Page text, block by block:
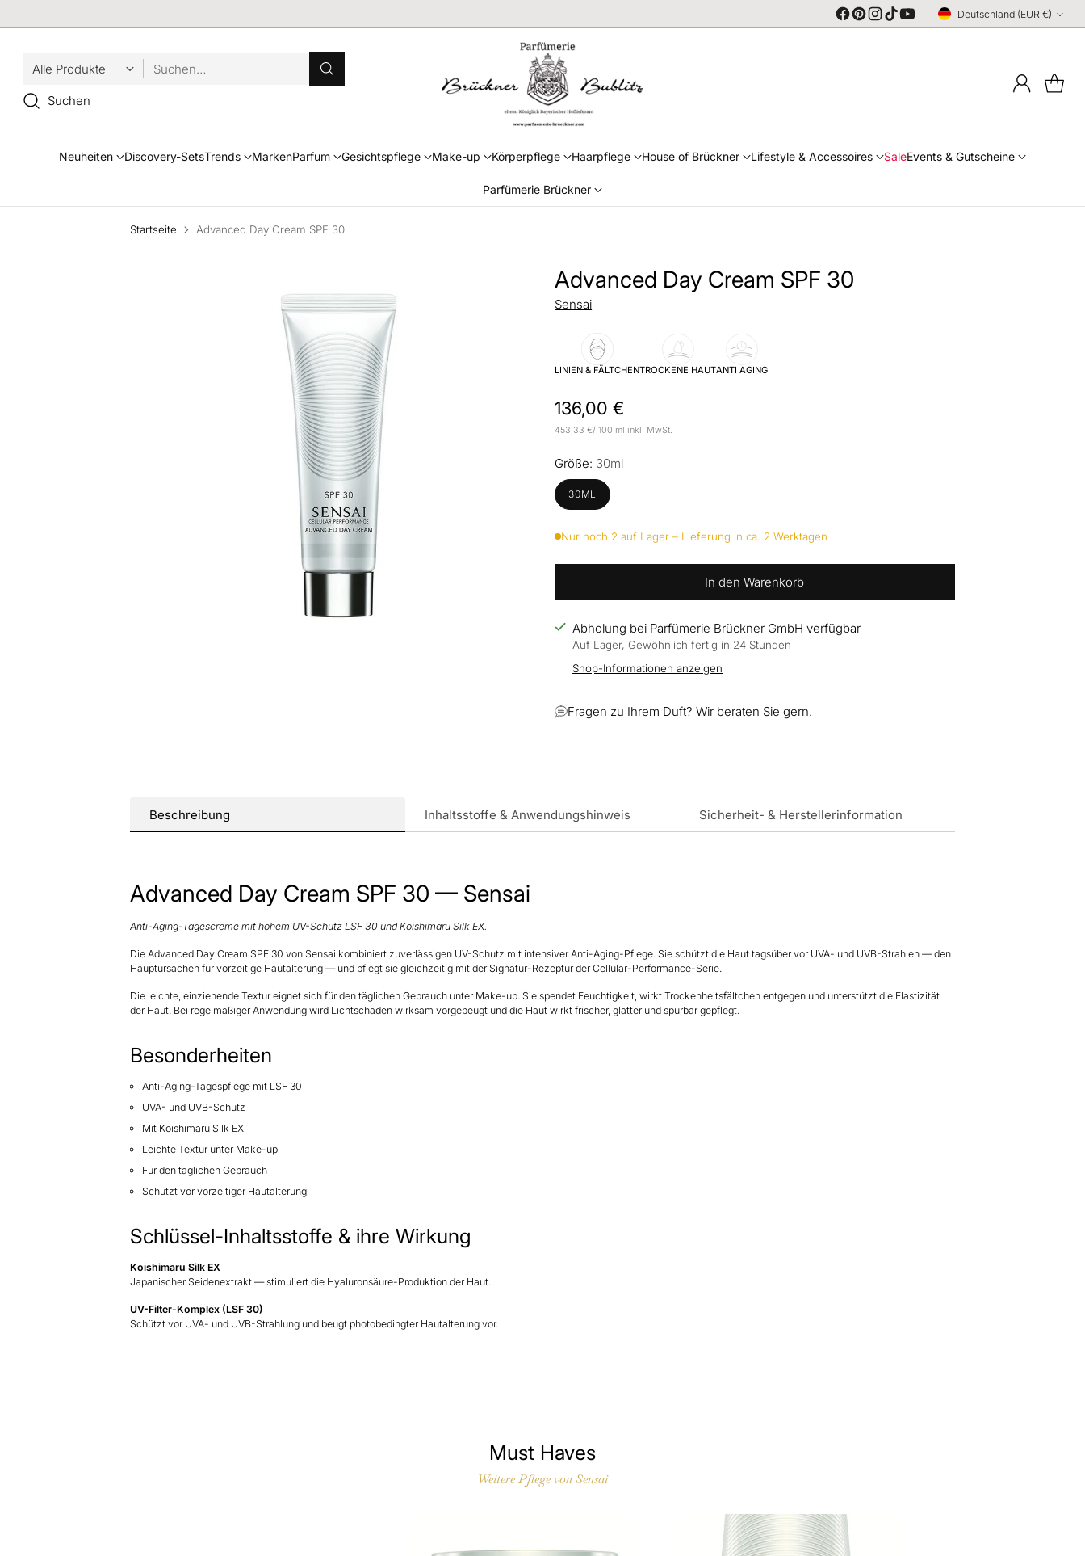
Währung
Deutschland (EUR €)
Suchen…
Suchen
Neuheiten Discovery-SetsTrends MarkenParfum Gesichtspflege Make-up Körperpflege Haarpflege House of Brückner Lifestyle & Accessoires SaleEvents & Gutscheine
Parfümerie Brückner
Startseite Advanced Day Cream SPF 30
Advanced Day Cream SPF 30
Sensai
LINIEN & FÄLTCHENTROCKENE HAUTANTI AGING
Normaler
Preis
136,00 €
Stückpreis
453,33 €/
pro 100 ml inkl. MwSt.
Größe: 30ml
30ML
Nur noch 2 auf Lager – Lieferung in ca. 2 Werktagen
In den Warenkorb
Abholung bei Parfümerie Brückner GmbH verfügbar
Auf Lager, Gewöhnlich fertig in 24 Stunden
Shop-Informationen anzeigen
Fragen zu Ihrem Duft?Wir beraten Sie gern.
Beschreibung Inhaltsstoffe & Anwendungshinweis Sicherheit- & Herstellerinformation
Advanced Day Cream SPF 30 — Sensai
Anti-Aging-Tagescreme mit hohem UV-Schutz LSF 30 und Koishimaru Silk EX.
Die Advanced Day Cream SPF 30 von Sensai kombiniert zuverlässigen UV-Schutz mit intensiver Anti-Aging-Pflege. Sie schützt die Haut tagsüber vor UVA- und UVB-Strahlen — den
Hauptursachen für vorzeitige Hautalterung — und pflegt sie gleichzeitig mit der Signatur-Rezeptur der Cellular-Performance-Serie.
Die leichte, einziehende Textur eignet sich für den täglichen Gebrauch unter Make-up. Sie spendet Feuchtigkeit, wirkt Trockenheitsfältchen entgegen und unterstützt die Elastizität
der Haut. Bei regelmäßiger Anwendung wird Lichtschäden wirksam vorgebeugt und die Haut wirkt frischer, glatter und spürbar gepflegt.
Besonderheiten
Anti-Aging-Tagespflege mit LSF 30
UVA- und UVB-Schutz
Mit Koishimaru Silk EX
Leichte Textur unter Make-up
Für den täglichen Gebrauch
Schützt vor vorzeitiger Hautalterung
Schlüssel-Inhaltsstoffe & ihre Wirkung
Koishimaru Silk EX
Japanischer Seidenextrakt — stimuliert die Hyaluronsäure-Produktion der Haut.
UV-Filter-Komplex (LSF 30)
Schützt vor UVA- und UVB-Strahlung und beugt photobedingter Hautalterung vor.
Must Haves
Weitere Pflege von Sensai